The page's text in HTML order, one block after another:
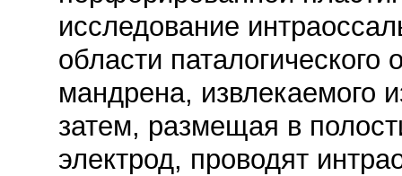
исследование
области
мандрена, извлекаемого
затем, размещая в
электрод, проводят